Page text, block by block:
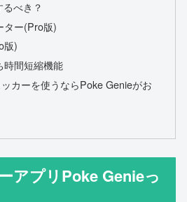
べき？
ター(Pro版)
版)
時間短縮機能
カーを使うならPoke Genieがお
アプリPoke Genieっ